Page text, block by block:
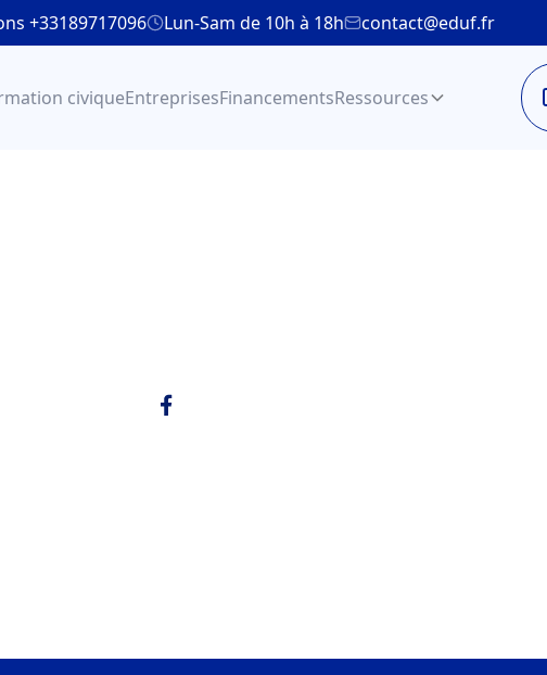
+33189717096 Lun-Sam de 10h à 18h contact@eduf.fr
civiqueEntreprisesFinancementsRessources